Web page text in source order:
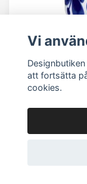
Vi
att fortsätta
cookies.